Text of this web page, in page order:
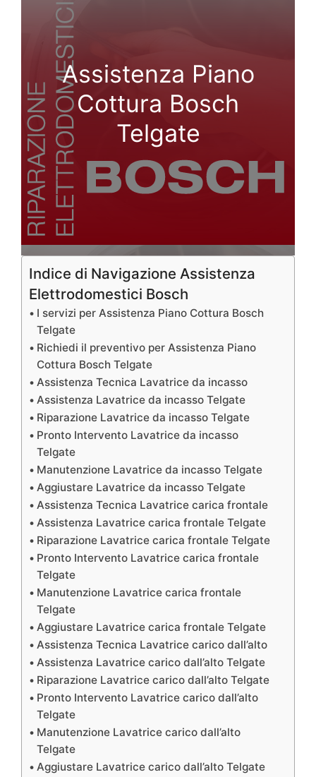
Assistenza Piano
Cottura Bosch
Telgate
Indice di Navigazione Assistenza
Elettrodomestici Bosch
I servizi per Assistenza Piano Cottura Bosch
Telgate
Richiedi il preventivo per Assistenza Piano
Cottura Bosch Telgate
Assistenza Tecnica Lavatrice da incasso
Assistenza Lavatrice da incasso Telgate
Riparazione Lavatrice da incasso Telgate
Pronto Intervento Lavatrice da incasso
Telgate
Manutenzione Lavatrice da incasso Telgate
Aggiustare Lavatrice da incasso Telgate
Assistenza Tecnica Lavatrice carica frontale
Assistenza Lavatrice carica frontale Telgate
Riparazione Lavatrice carica frontale Telgate
Pronto Intervento Lavatrice carica frontale
Telgate
Manutenzione Lavatrice carica frontale
Telgate
Aggiustare Lavatrice carica frontale Telgate
Assistenza Tecnica Lavatrice carico dall’alto
Assistenza Lavatrice carico dall’alto Telgate
Riparazione Lavatrice carico dall’alto Telgate
Pronto Intervento Lavatrice carico dall’alto
Telgate
Manutenzione Lavatrice carico dall’alto
Telgate
Aggiustare Lavatrice carico dall’alto Telgate